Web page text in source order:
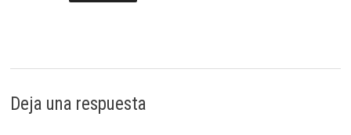
Deja una respuesta